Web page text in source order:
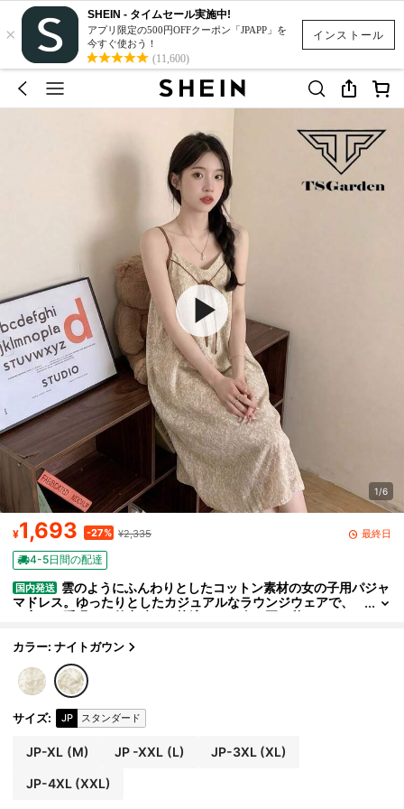
インストール
×
SHEIN - タイムセール実施中!
アプリ限定の500円OFFクーポン「JPAPP」を
今すぐ使おう！
(11,600)
1/6
¥1,693 -27% ¥2,335 最終日
4-5日間の配達
国内発送 雲のようにふんわりとしたコットン素材の女の子用パジャ
マドレス。ゆったりとしたカジュアルなラウンジウェアで、
お家での睡眠にも外出時にも快適です。春、夏、秋のナイト
カラー: ナイトガウン
サイズ: JP スタンダード
JP-XL (M) JP -XXL (L) JP-3XL(XL)
JP-4XL(XXL)